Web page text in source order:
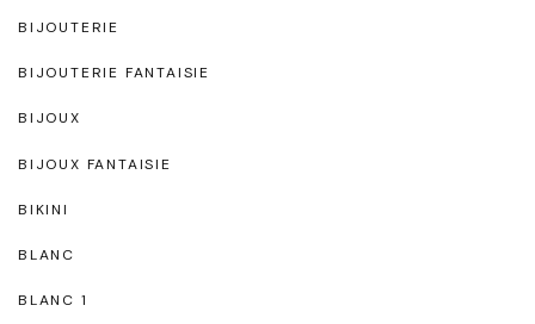
BIJOUTERIE
BIJOUTERIE FANTAISIE
BIJOUX
BIJOUX FANTAISIE
BIKINI
BLANC
BLANC 1